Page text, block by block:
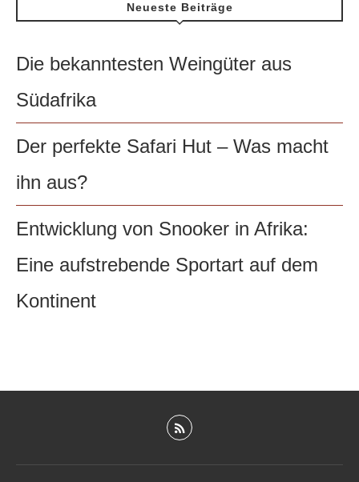
Neueste Beiträge
Die bekanntesten Weingüter aus
Südafrika
Der perfekte Safari Hut – Was macht
ihn aus?
Entwicklung von Snooker in Afrika:
Eine aufstrebende Sportart auf dem
Kontinent